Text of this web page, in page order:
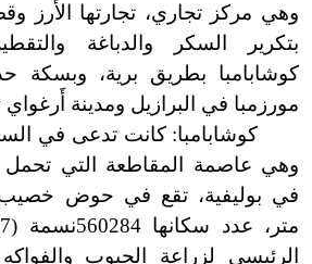
وهي مركز تجاري، تجارتها الأرز
بتكرير السكر والدباغة
كوشابامبا بطريق برية، وبسكة
مورزمبا في البرازيل ومدينة أَرغواي
كوشابامبا: كانت تدعى في
وهي عاصمة المقاطعة التي تحمل
الرئيسي لزراعة الحبوب